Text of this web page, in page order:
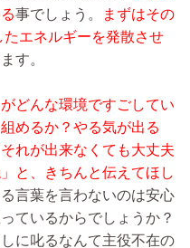
事でしょう。
まずはその
エネルギーを発散させ
す。
どんな環境ですごしてい
めるか？やる気が出る
れが出来なくても大丈夫
と、きちんと伝えてほし
言葉を言わないのは安心
ているからでしょうか？
に叱るなんて主役不在の